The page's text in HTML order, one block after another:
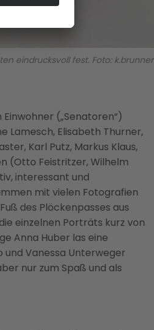
eindrucksvoll fest. Foto: k.brunner
(„Senatoren“)
Lamesch, Elisabeth Thurner,
Karl Putz, Markus Klaus,
(Otto Feistritzer, Wilhelm
interessant und
mit vielen Fotografien
des Plöckenpasses aus
einzelnen Porträts kurz von
Anna Huber las eine
und Vanessa Unterweger
nur zum Spaß und als